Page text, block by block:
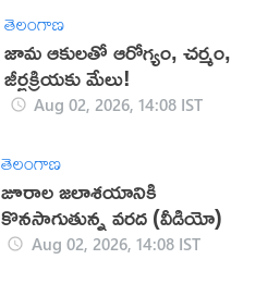
తెలంగాణ
జామ ఆకులతో ఆరోగ్యం, చర్మం,
జీర్ణక్రియకు మేలు!
Aug 02, 2026, 14:08 IST
తెలంగాణ
జూరాల జలాశయానికి
కొనసాగుతున్న వరద (వీడియో)
Aug 02, 2026, 14:08 IST